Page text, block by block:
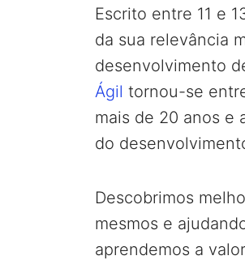
Escrito entre 11 e
da sua relevância
desenvolvimento
Ágil tornou-se
mais de 20 anos e
do
Descobrimos
mesmos e
aprendemos a